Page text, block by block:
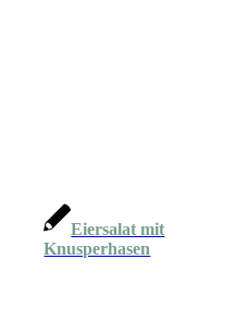
Eiersalat mit
Knusperhasen